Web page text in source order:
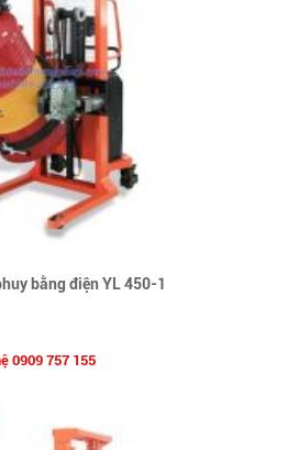
bằng điện YL 450-1
0909 757 155